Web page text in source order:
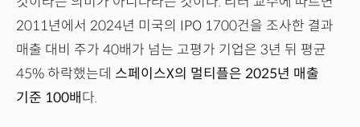
2011년에서 2024년 미국의 IPO 1700건을 조사한 결과
매출 대비 주가 40배가 넘는 고평가 기업은 3년 뒤 평균
45% 하락했는데 스페이스X의 멀티플은 2025년 매출
기준 100배다.